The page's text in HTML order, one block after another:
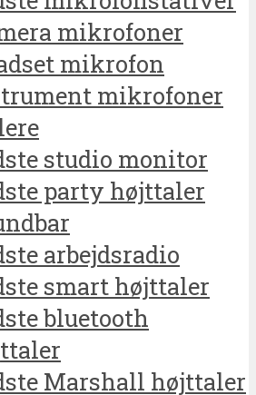
mikrofoner
mikrofon
mikrofoner
studio monitor
party højttaler
arbejdsradio
smart højttaler
bluetooth
Marshall højttaler